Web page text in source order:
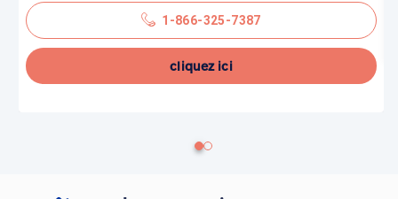
1-866-325-7387
cliquez ici